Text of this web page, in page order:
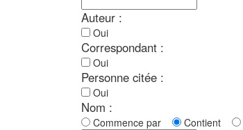
Auteur :
Oui
Correspondant :
Oui
Personne citée :
Oui
Nom :
Commence par Contient